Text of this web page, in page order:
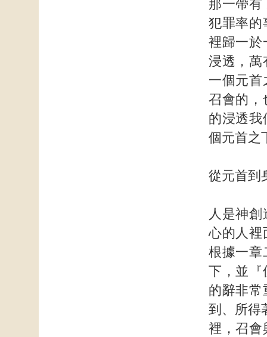
那一帶有
犯罪率的
裡歸一於
浸透，萬
一個元首
召會的，
的浸透我
個元首之
從元首到
人是神
心的人裡
根據一章
下，並『
的辭非常
到、所得
裡，召會